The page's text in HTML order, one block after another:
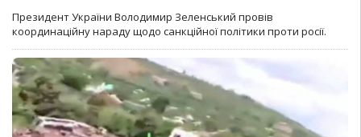
Президент України Володимир Зеленський провів
координаційну нараду щодо санкційної політики проти росії.